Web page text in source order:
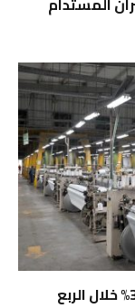
مصر .. البطالة بين الذكور انخفضت إلى 3.4% خلال الربع